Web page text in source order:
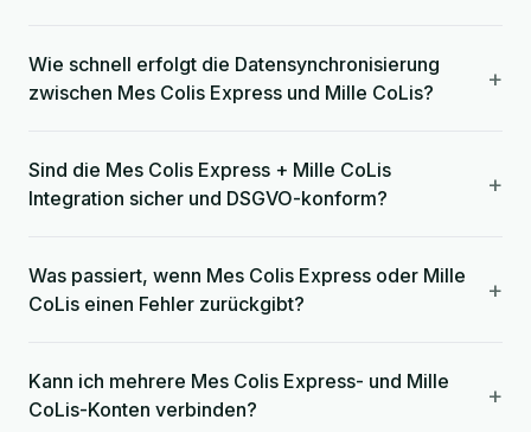
Wie schnell erfolgt die Datensynchronisierung
zwischen Mes Colis Express und Mille CoLis?
+
Sind die Mes Colis Express + Mille CoLis
Integration sicher und DSGVO-konform?
+
Was passiert, wenn Mes Colis Express oder Mille
CoLis einen Fehler zurückgibt?
+
Kann ich mehrere Mes Colis Express- und Mille
CoLis-Konten verbinden?
+